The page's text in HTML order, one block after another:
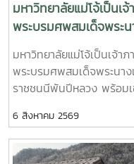
preparation, cutting
preparation of
product presentation.
product quality,
addition to aquatic
professional enabled
knowledge with real-
experience. The
professional
Integrated Giant
Thailand – 5 August
organized a special
Integrated Giant
FT 1301, bringing
and commercial
practical knowledge
students and
พิเศษ การถ่ายทอดองค์คว
พัฒนาฟาร์มต้นแบบ การส
ทักษะที่สอดคล้องกับความ
การแลกเปลี่ยนเป็นไปอย่า
ผูกพันของศิษย์เก่าที่มีต่อส
เคลื่อนคณะเทคโนโลยีการ
ความเป็นเลิศทางวิชาการ
การประมงและสังคมอย่า
เชื่อมโยงองค์ความรู้จากม
มหาวิทยาลัยแม่โจ้เป็นเ
พระบรมศพสมเด็จพระ
พระบรมราชชนนีพันปีห
พระศพ สมเด็จพระเจ้าลู
ราเทพยวดี กรมหลวงร
มหาวิทยาลัยแม่โจ้เป็นเจ้
พระบรมศพสมเด็จพระนา
ราชชนนีพันปีหลวง พร้อม
ราชสาริณีสิริพัชร มหาวัชร
พระบาทสมเด็จพระเจ้าอยู่
พระราชทานพระบรมราชา
6 สิงหาคม 2569